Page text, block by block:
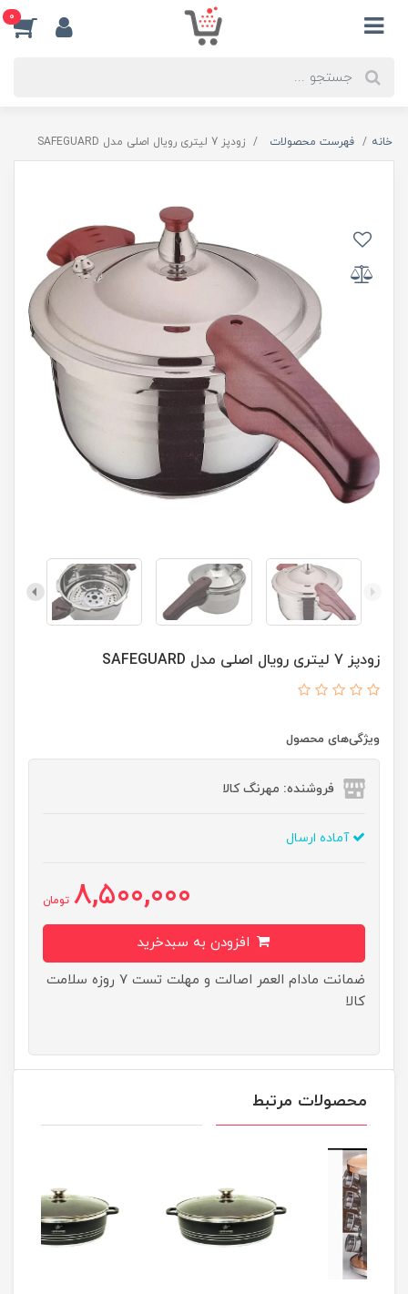
0
خانه فهرست محصولات زودپز 7 لیتری رویال اصلی مدل SAFEGUARD
زودپز 7 لیتری رویال اصلی مدل SAFEGUARD
ویژگی‌های محصول
فروشنده: مهرنگ کالا
آماده ارسال
8,500,000 تومان
ضمانت مادام العمر اصالت و مهلت تست ۷ روزه سلامت
کالا
محصولات مرتبط